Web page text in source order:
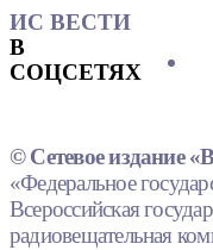
ИС ВЕСТИ
В
СОЦСЕТЯХ
© Сетевое издание
«Федеральное
Всероссийская
радиовещательная